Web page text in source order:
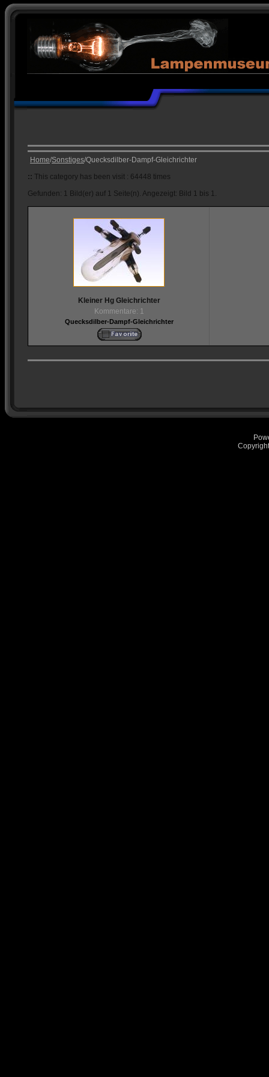
Home/Sonstiges/Quecksdilber-Dampf-Gleichrichter
:: This category has been visit : 64448 times
Gefunden: 1 Bild(er) auf 1 Seite(n). Angezeigt: Bild 1 bis 1.
Kleiner Hg Gleichrichter
Kommentare: 1
Quecksdilber-Dampf-Gleichrichter